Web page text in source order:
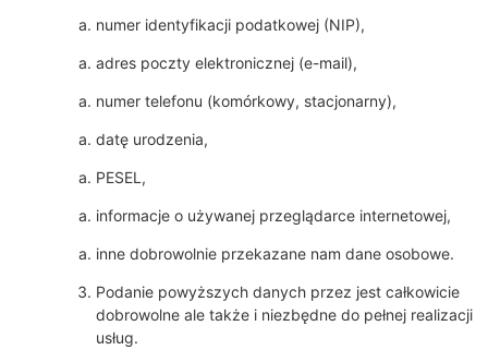
numer identyfikacji podatkowej (NIP),
adres poczty elektronicznej (e-mail),
numer telefonu (komórkowy, stacjonarny),
datę urodzenia,
PESEL,
informacje o używanej przeglądarce internetowej,
inne dobrowolnie przekazane nam dane osobowe.
Podanie powyższych danych przez jest całkowicie
dobrowolne ale także i niezbędne do pełnej realizacji
usług.